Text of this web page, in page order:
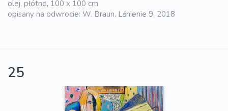
olej, płótno, 100 x 100 cm
opisany na odwrocie: W. Braun, Lśnienie 9, 2018
25